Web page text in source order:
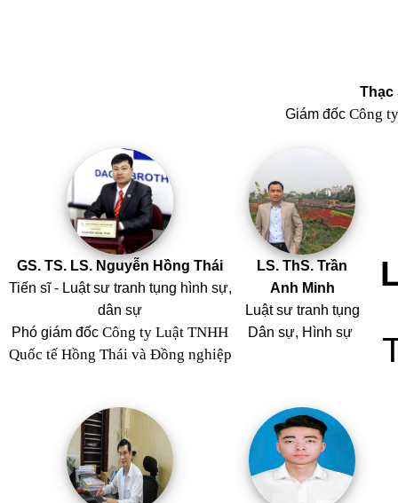
Thạc
Giám đốc Công
GS. TS. LS. Nguyễn Hồng Thái
Tiến sĩ - Luật sư tranh tụng hình sự,
dân sự
Phó giám đốc Công ty Luật TNHH
Quốc tế Hồng Thái và Đồng nghiệp
LS. ThS. Trần
Anh Minh
Luật sư tranh tụng
Dân sự, Hình sự